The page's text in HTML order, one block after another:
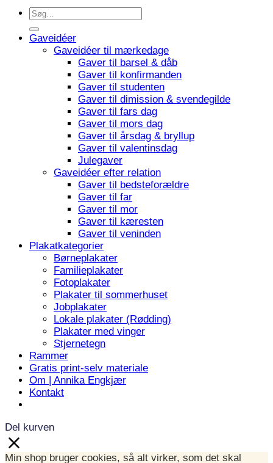
Søg
efter:
Gaveidéer
Gaveidéer til mærkedage
Gaver til barsel & dåb
Gaver til konfirmanden
Gaver til studenten
Gaver til dimission & svendegilde
Gaver til fars dag
Gaver til mors dag
Gaver til årsdag & bryllup
Gaver til valentinsdag
Julegaver
Gaveidéer efter relation
Gaver til bedsteforældre
Gaver til far
Gaver til mor
Gaver til kæresten
Gaver til veninden
Plakatkategorier
Børneplakater
Familieplakater
Fotoplakater
Plakater til sommerhuset
Jobplakater
Lokale plakater (Rødding)
Plakater med vinger
Stjernetegn
Rammer
Gratis print-selv materiale
Om | Annika Engkjær
Kontakt
Del kurven
Min shop bruger cookies, så alt virker, som det skal